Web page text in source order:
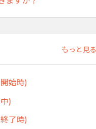
もっと見る
始時)
)
了時)